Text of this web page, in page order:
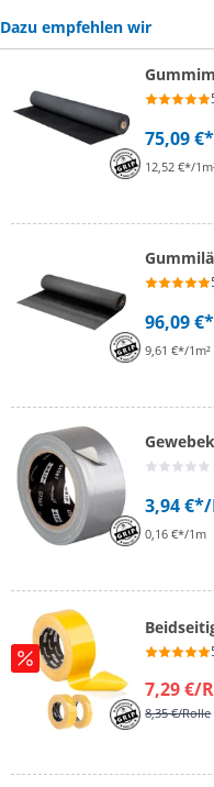
Dazu empfehlen wir
75,09 €*
12,52 €*/
96,09 €*
9,61 €*/1m²
3,94 €*/
0,16 €*/1m
7,29 €/
8,35 €/Rolle